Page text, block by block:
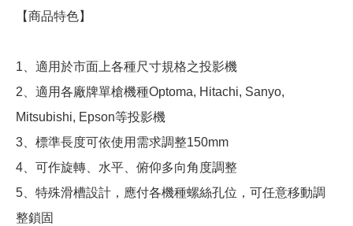
【商品特色】
1、適用於市面上各種尺寸規格之投影機
2、適用各廠牌單槍機種Optoma, Hitachi, Sanyo,
Mitsubishi, Epson等投影機
3、標準長度可依使用需求調整150mm
4、可作旋轉、水平、俯仰多向角度調整
5、特殊滑槽設計，應付各機種螺絲孔位，可任意移動調
整鎖固